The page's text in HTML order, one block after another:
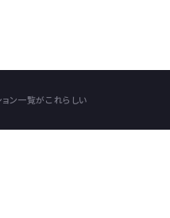
ン一覧がこれらしい